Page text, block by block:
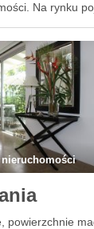
Na rynku
nieruchomości
powierzchnie